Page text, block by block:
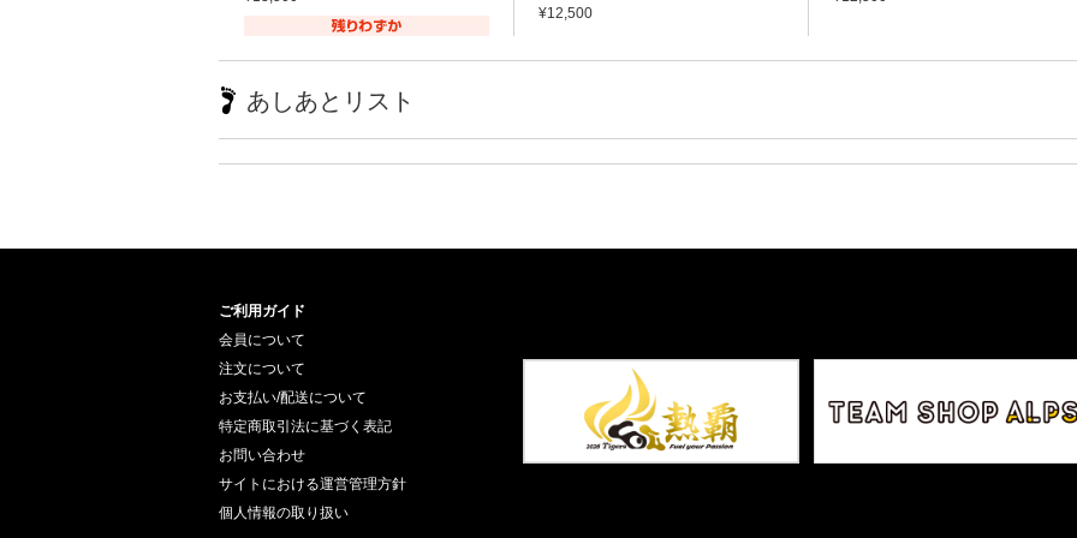
¥12,500
あしあとリスト
ご利用ガイド
会員について
注文について
お支払い/配送について
特定商取引法に基づく表記
お問い合わせ
サイトにおける運営管理方針
個人情報の取り扱い